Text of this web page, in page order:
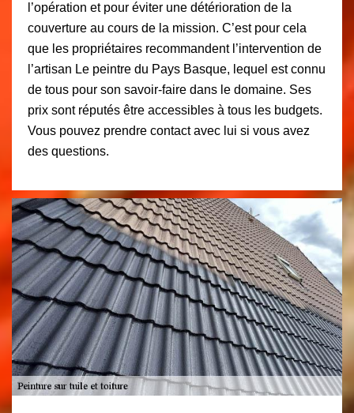
l’opération et pour éviter une détérioration de la
couverture au cours de la mission. C’est pour cela
que les propriétaires recommandent l’intervention de
l’artisan Le peintre du Pays Basque, lequel est connu
de tous pour son savoir-faire dans le domaine. Ses
prix sont réputés être accessibles à tous les budgets.
Vous pouvez prendre contact avec lui si vous avez
des questions.